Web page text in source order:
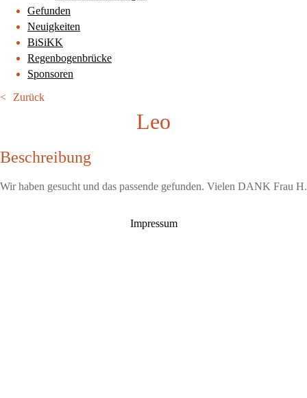
Gefunden
Neuigkeiten
BiSiKK
Regenbogenbrücke
Sponsoren
Zurück
Leo
Beschreibung
Wir haben gesucht und das passende gefunden. Vielen DANK Frau H.
Impressum